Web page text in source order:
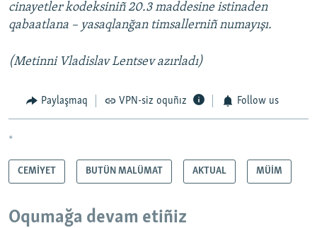
cinayetler kodeksiniñ 20.3 maddesine istinaden
qabaatlana – yasaqlanğan timsallerniñ numayışı.
(Metinni Vladislav Lentsev azırladı)
Paylaşmaq VPN-siz oquñız Follow us
*
CEMİYET BUTÜN MALÜMAT AKTUAL MÜİM
Oqumağa devam etiñiz